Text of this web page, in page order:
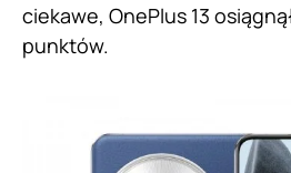
ciekawe, OnePlus 13
punktów.